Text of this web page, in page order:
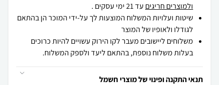
ולמוצרים חריגים עד 21 ימי עסקים .
שיטות ועלויות המשלוח המוצעות לך על-ידי המוכר הן בהתאם
לגודלו ולאופיו של המוצר
משלוחים ליישובים מעבר לקו הירוק עשויים להיות כרוכים
בעלות משלוח נוספת, בהתאם ליעד ולספק המשלוח.
תנאי התקנה ופינוי של מוצרי חשמל